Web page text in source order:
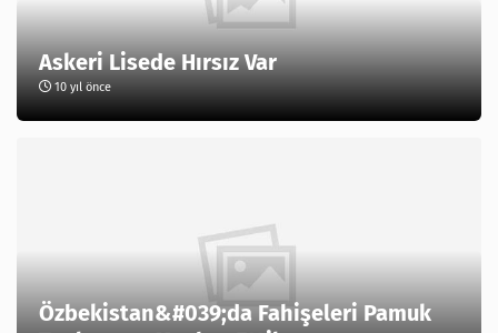
Askeri Lisede Hırsız Var
10 yıl önce
Özbekistan&#039;da Fahişeleri Pamuk